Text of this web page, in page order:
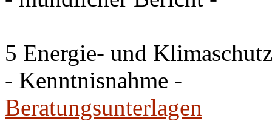
5 Energie- und
- Kenntnisnahme -
Beratungsunterlagen